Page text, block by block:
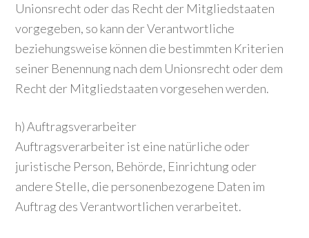
Unionsrecht oder das Recht der Mitgliedstaaten
vorgegeben, so kann der Verantwortliche
beziehungsweise können die bestimmten Kriterien
seiner Benennung nach dem Unionsrecht oder dem
Recht der Mitgliedstaaten vorgesehen werden.
h) Auftragsverarbeiter
Auftragsverarbeiter ist eine natürliche oder
juristische Person, Behörde, Einrichtung oder
andere Stelle, die personenbezogene Daten im
Auftrag des Verantwortlichen verarbeitet.